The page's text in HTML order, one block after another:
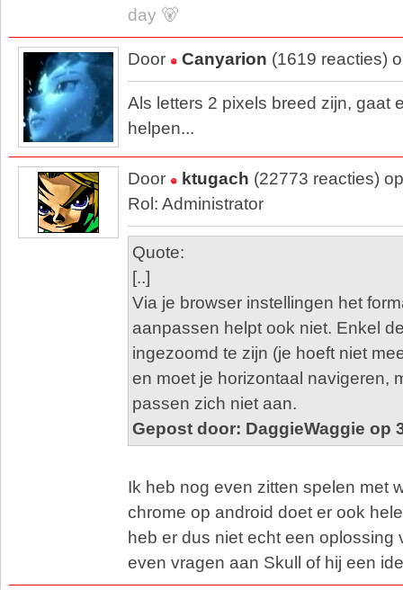
day 🐻
Door Canyarion (1619 reacties)
Als letters 2 pixels breed zijn, gaat
helpen...
Door ktugach (22773 reacties)
Rol: Administrator
Quote:
[..]
Via je browser instellingen het
aanpassen helpt ook niet. Enkel
ingezoomd te zijn (je hoeft niet
en moet je horizontaal navigeren,
passen zich niet aan.
Gepost door: DaggieWaggie op
Ik heb nog even zitten spelen met
chrome op android doet er ook
heb er dus niet echt een oplossing
even vragen aan Skull of hij een